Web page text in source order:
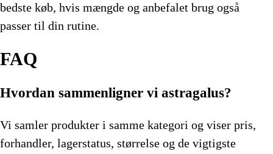
bedste køb, hvis mængde og anbefalet brug også
passer til din rutine.
FAQ
Hvordan sammenligner vi astragalus?
Vi samler produkter i samme kategori og viser pris,
forhandler, lagerstatus, størrelse og de vigtigste